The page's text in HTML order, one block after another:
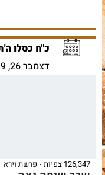
כ"ח כסלו
דצמבר 26, 2019
126,347 צפיות פרשת וירא